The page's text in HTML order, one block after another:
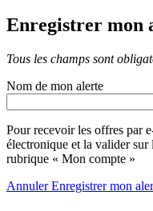
Enregistrer mon
Tous les champs sont
Nom de mon alerte
Pour recevoir les offres par
électronique et la valider sur
rubrique « Mon compte »
AnnulerEnregistrer mon